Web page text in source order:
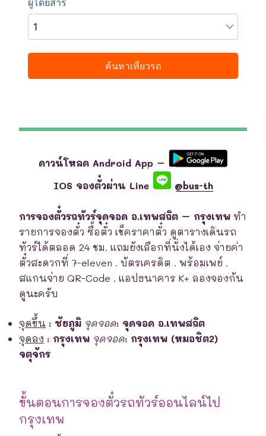
ดาวน์โหลด Android App –
IOS จองตั๋วผ่าน Line
@bus-th
การจองตั๋วรถทัวร์จุดจอด อ.เทพสถิต – กรุงเทพ ทำ
รายการจองตั๋ว ซื้อตั๋ว เช็คราคาตั๋ว ดูตารางเดินรถ
ทัวร์ได้ตลอด 24 ชม. แถมยังเลือกที่นั่งได้เอง จ่ายค่า
ตั๋วสะดวกที่ 7-eleven . บัตรเครดิต . พร้อมเพย์ .
สแกนจ่าย QR-Code . แอปธนาคาร K+ ลองจองกัน
ดูนะครับ
จุดขึ้น : ชัยภูมิ จุดจอด: จุดจอด อ.เทพสถิต
จุดลง : กรุงเทพ จุดจอด: กรุงเทพ (หมอชิต2)
จตุจักร
ขั้นตอนการจองตั๋วรถทัวร์ออนไลน์ไป
กรุงเทพ